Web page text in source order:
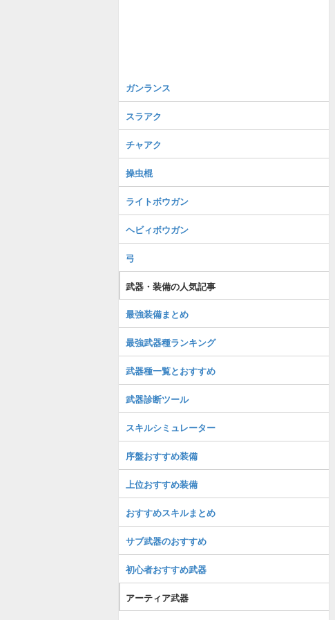
ガンランス
スラアク
チャアク
操虫棍
ライトボウガン
ヘビィボウガン
弓
武器・装備の人気記事
最強装備まとめ
最強武器種ランキング
武器種一覧とおすすめ
武器診断ツール
スキルシミュレーター
序盤おすすめ装備
上位おすすめ装備
おすすめスキルまとめ
サブ武器のおすすめ
初心者おすすめ武器
アーティア武器